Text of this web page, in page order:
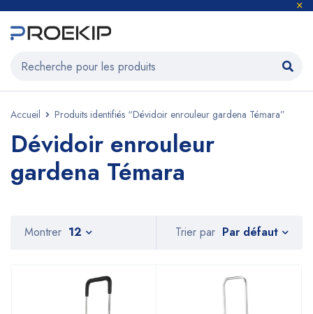
Accueil Produits identifiés “Dévidoir enrouleur gardena Témara”
Dévidoir enrouleur
gardena Témara
Trier par Par défaut
Montrer 12